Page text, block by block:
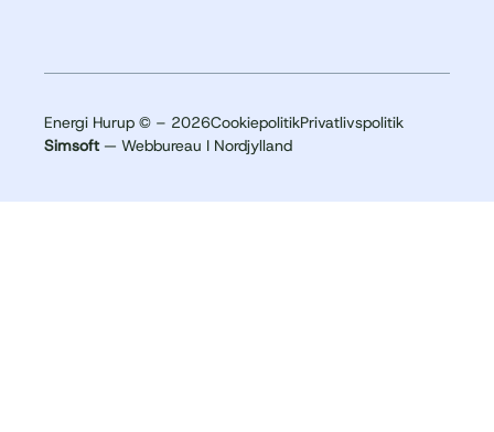
Energi Hurup © – 2026CookiepolitikPrivatlivspolitik
Simsoft— Webbureau I Nordjylland